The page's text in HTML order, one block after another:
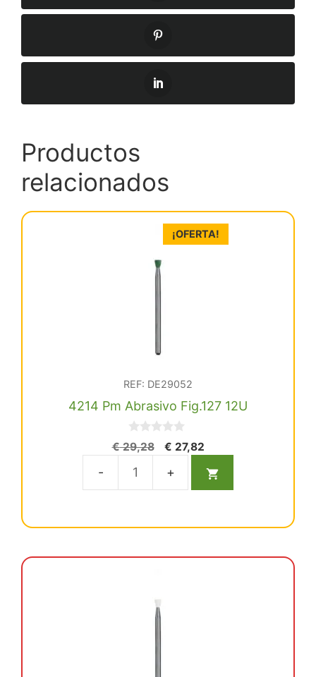
Productos
relacionados
¡OFERTA!
REF: DE29052
4214 Pm Abrasivo Fig.127 12U
0
d
5
€29,28
El
original
era:
€ 27,82El
actual
es:
4214
12U